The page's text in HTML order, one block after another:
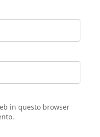
in questo browser